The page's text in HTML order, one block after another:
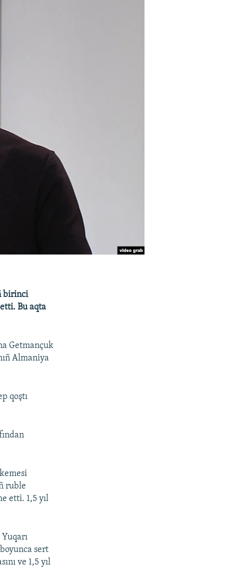
birinci
Bu aqta
Getmançuk
Almaniya
qoştı
ruble
etti. 1,5 yıl
sert
ve 1,5 yıl